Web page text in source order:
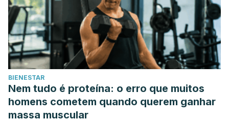
BIENESTAR
Nem tudo é proteína: o erro que muitos
homens cometem quando querem ganhar
massa muscular